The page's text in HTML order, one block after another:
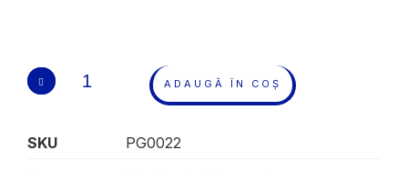
ADAUGĂ ÎN COȘ
SKU
PG0022